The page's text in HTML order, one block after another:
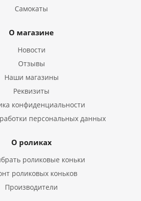
Самокаты
О магазине
Новости
Отзывы
Наши магазины
Реквизиты
конфиденциальности
персональных данных
О роликах
роликовые коньки
роликовых коньков
Производители